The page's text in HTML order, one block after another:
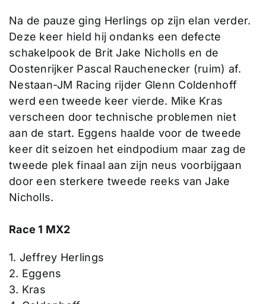
Na de pauze ging Herlings op zijn elan verder.
Deze keer hield hij ondanks een defecte
schakelpook de Brit Jake Nicholls en de
Oostenrijker Pascal Rauchenecker (ruim) af.
Nestaan-JM Racing rijder Glenn Coldenhoff
werd een tweede keer vierde. Mike Kras
verscheen door technische problemen niet
aan de start. Eggens haalde voor de tweede
keer dit seizoen het eindpodium maar zag de
tweede plek finaal aan zijn neus voorbijgaan
door een sterkere tweede reeks van Jake
Nicholls.
Race 1 MX2
1. Jeffrey Herlings
2. Eggens
3. Kras